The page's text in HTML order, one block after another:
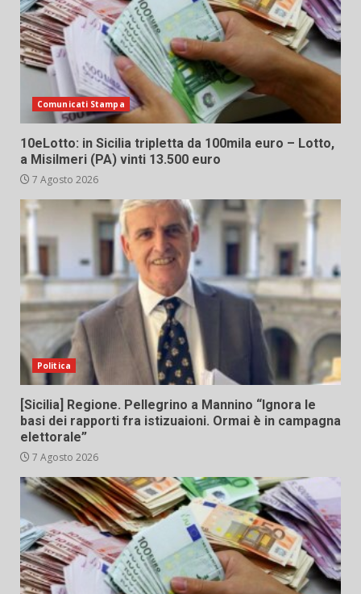
Comunicati Stampa
10eLotto: in Sicilia tripletta da 100mila euro – Lotto,
a Misilmeri (PA) vinti 13.500 euro
7 Agosto 2026
Politica
[Sicilia] Regione. Pellegrino a Mannino “Ignora le
basi dei rapporti fra istizuaioni. Ormai è in campagna
elettorale”
7 Agosto 2026